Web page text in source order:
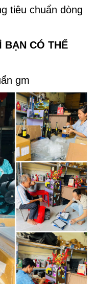
tiêu chuẩn dòng
BẠN CÓ THỂ
gm